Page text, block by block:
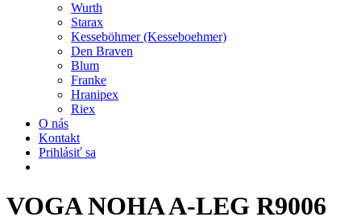
Wurth
Starax
Kesseböhmer (Kesseboehmer)
Den Braven
Blum
Franke
Hranipex
Riex
O nás
Kontakt
Prihlásiť sa
VOGA NOHA A-LEG R9006